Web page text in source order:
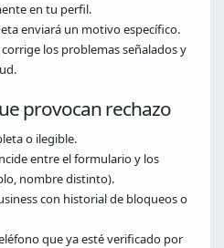
en tu perfil.
enviará un motivo específico.
los problemas señalados y
provocan rechazo
o ilegible.
entre el formulario y los
nombre distinto).
con historial de bloqueos o
que ya esté verificado por